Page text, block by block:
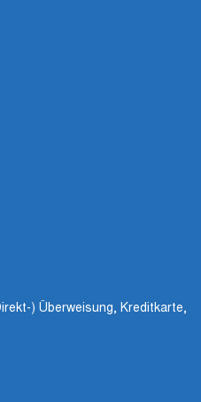
) Überweisung, Kreditkarte,